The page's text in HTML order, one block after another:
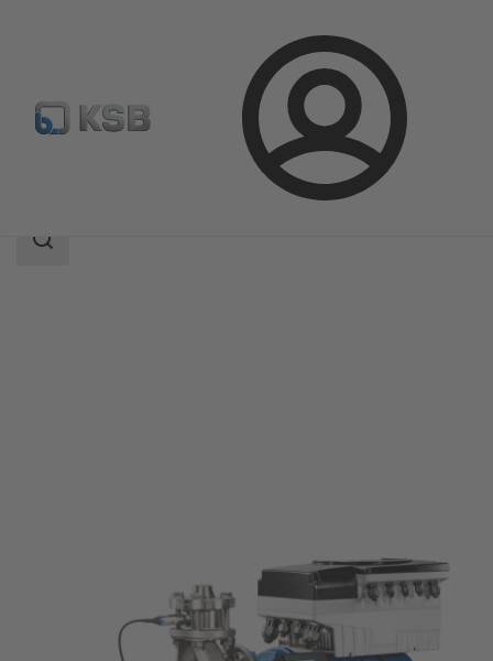
Prijava
Katalog proizvoda Etachrom B
Područje